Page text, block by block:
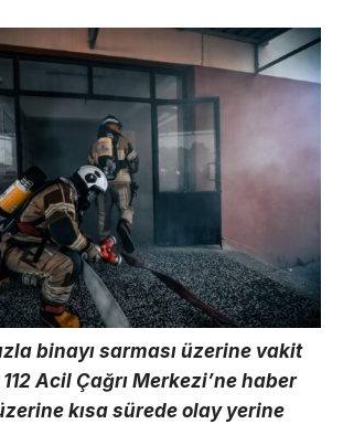
binayı sarması üzerine vakit
Acil Çağrı Merkezi’ne haber
kısa sürede olay yerine